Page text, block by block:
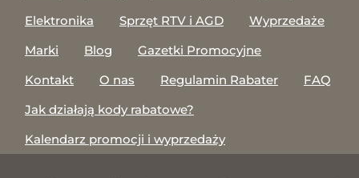
Elektronika
Sprzęt RTV i AGD
Wyprzedaże
Marki
Blog
Gazetki Promocyjne
Kontakt
O nas Regulamin Rabater
FAQ
Jak działają kody rabatowe?
Kalendarz promocji i wyprzedaży